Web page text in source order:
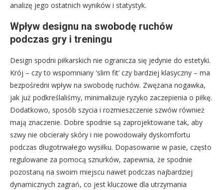
analizę jego ostatnich wyników i statystyk.
Wpływ designu na swobodę ruchów
podczas gry i treningu
Design spodni piłkarskich nie ogranicza się jedynie do estetyki.
Krój – czy to wspomniany 'slim fit’ czy bardziej klasyczny – ma
bezpośredni wpływ na swobodę ruchów. Zwężana nogawka,
jak już podkreślaliśmy, minimalizuje ryzyko zaczepienia o piłkę.
Dodatkowo, sposób szycia i rozmieszczenie szwów również
mają znaczenie. Dobre spodnie są zaprojektowane tak, aby
szwy nie obcierały skóry i nie powodowały dyskomfortu
podczas długotrwałego wysiłku. Dopasowanie w pasie, często
regulowane za pomocą sznurków, zapewnia, że spodnie
pozostaną na swoim miejscu nawet podczas najbardziej
dynamicznych zagrań, co jest kluczowe dla utrzymania